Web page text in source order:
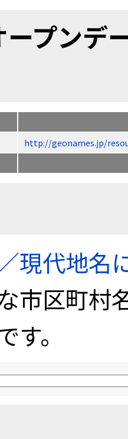
ープン
http://geonames.jp/
現代地名
市区町村
。